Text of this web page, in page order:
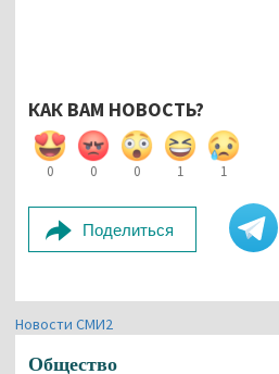
КАК ВАМ НОВОСТЬ?
0 0 0 1 1
Поделиться
Новости СМИ2
Общество